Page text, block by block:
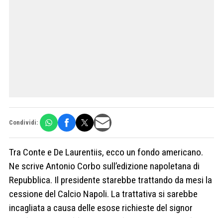
Condividi:
Tra Conte e De Laurentiis, ecco un fondo americano.
Ne scrive Antonio Corbo sull’edizione napoletana di
Repubblica. Il presidente starebbe trattando da mesi la
cessione del Calcio Napoli. La trattativa si sarebbe
incagliata a causa delle esose richieste del signor